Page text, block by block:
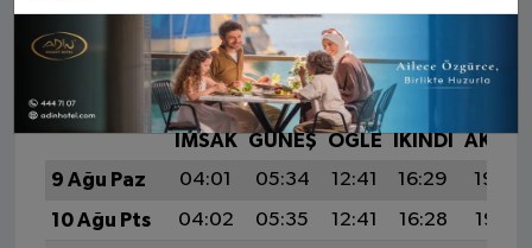
ÇAĞLAYANCERIT AYLIK NAMAZ VAKITLERI
İMSAK GÜNEŞ ÖĞLE İKINDI
9 Ağu Paz
04:01 05:34 12:41 16:29
19:39
10 Ağu Pts
04:02 05:35 12:41 16:28
19:38